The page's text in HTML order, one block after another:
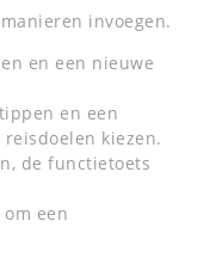
invoegen.
en een nieuwe
en een
kiezen.
de functietoets
een